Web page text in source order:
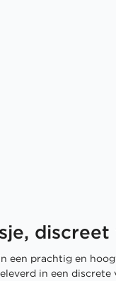
een prachtig en
in een discrete